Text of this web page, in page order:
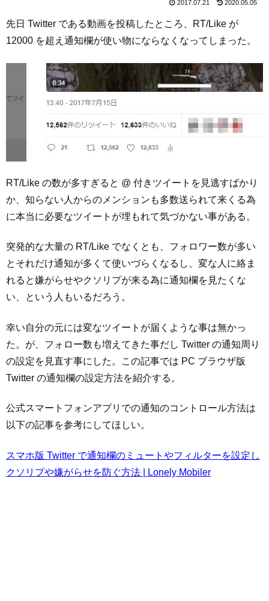
2017.07.21 2020.05.05
先日 Twitter である動画を投稿したところ、RT/Like が
12000 を超え通知欄が使い物にならなくなってしまった。
RT/Like の数が多すぎると @ 付きツイートを見逃すばかり
か、知らない人からのメンションも多数送られて来くる為
に本当に必要なツイートが埋もれて気づかない事がある。
突発的な大量の RT/Like でなくとも、フォロワー数が多い
とそれだけ通知が多くて使いづらくなるし、変な人に絡ま
れると嫌がらせやクソリプが来る為に通知欄を見たくな
い、という人もいるだろう。
幸い自分の元には変なツイートが届くような事は無かっ
た。が、フォロー数も増えてきた事だし Twitter の通知周り
の設定を見直す事にした。この記事では PC ブラウザ版
Twitter の通知欄の設定方法を紹介する。
公式スマートフォンアプリでの通知のコントロール方法は
以下の記事を参考にしてほしい。
スマホ版 Twitter で通知欄のミュートやフィルターを設定し
クソリプや嫌がらせを防ぐ方法 | Lonely Mobiler